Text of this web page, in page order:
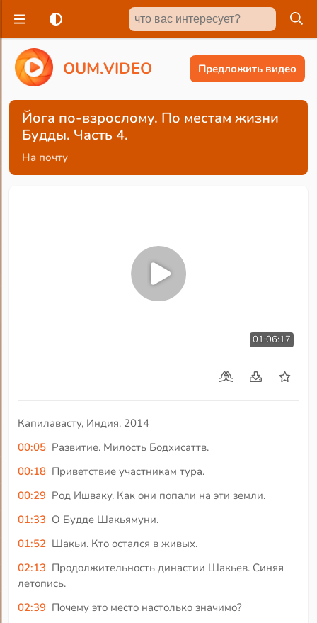
OUM.VIDEO Предложить видео
Йога по-взрослому. По местам жизни
Будды. Часть 4.
На почту
01:06:17
Капилавасту, Индия. 2014
00:05 Развитие. Милость Бодхисаттв.
00:18 Приветствие участникам тура.
00:29 Род Ишваку. Как они попали на эти земли.
01:33 О Будде Шакьямуни.
01:52 Шакьи. Кто остался в живых.
02:13 Продолжительность династии Шакьев. Синяя
летопись.
02:39 Почему это место настолько значимо?